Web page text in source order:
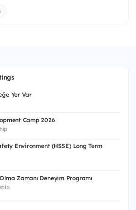
Yer Var
Camp 2026
Environment (HSSE) Long Term
Zamanı Deneyim Programı